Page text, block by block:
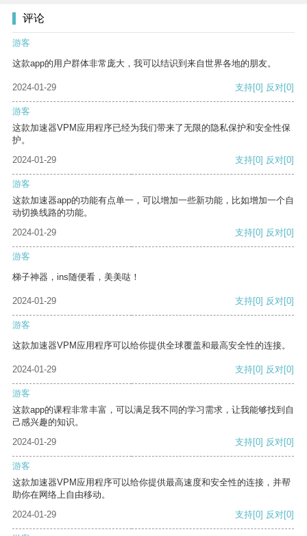
评论
游客
这款app的用户群体非常庞大，我可以结识到来自世界各地的朋友。
2024-01-29 支持[0] 反对[0]
游客
这款加速器VPM应用程序已经为我们带来了无限的隐私保护和安全性保
护。
2024-01-29
支持[0] 反对[0]
游客
这款加速器app的功能有点单一，可以增加一些新功能，比如增加一个自
动切换线路的功能。
2024-01-29
支持[0] 反对[0]
游客
梯子神器，ins随便看，美美哒！
2024-01-29 支持[0] 反对[0]
游客
这款加速器VPM应用程序可以给你提供全球覆盖和最高安全性的连接。
2024-01-29 支持[0] 反对[0]
游客
这款app的课程非常丰富，可以满足我不同的学习需求，让我能够找到自
己感兴趣的知识。
2024-01-29
支持[0] 反对[0]
游客
这款加速器VPM应用程序可以给你提供最高速度和安全性的连接，并帮
助你在网络上自由移动。
2024-01-29
支持[0] 反对[0]